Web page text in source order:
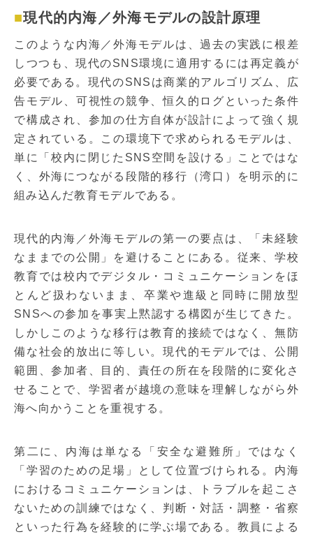
現代的内海／外海モデルの設計原理
このような内海／外海モデルは、過去の実践に根差
しつつも、現代のSNS環境に適用するには再定義が
必要である。現代のSNSは商業的アルゴリズム、広
告モデル、可視性の競争、恒久的ログといった条件
で構成され、参加の仕方自体が設計によって強く規
定されている。この環境下で求められるモデルは、
単に「校内に閉じたSNS空間を設ける」ことではな
く、外海につながる段階的移行（湾口）を明示的に
組み込んだ教育モデルである。
現代的内海／外海モデルの第一の要点は、「未経験
なままでの公開」を避けることにある。従来、学校
教育では校内でデジタル・コミュニケーションをほ
とんど扱わないまま、卒業や進級と同時に開放型
SNSへの参加を事実上黙認する構図が生じてきた。
しかしこのような移行は教育的接続ではなく、無防
備な社会的放出に等しい。現代的モデルでは、公開
範囲、参加者、目的、責任の所在を段階的に変化さ
せることで、学習者が越境の意味を理解しながら外
海へ向かうことを重視する。
第二に、内海は単なる「安全な避難所」ではなく
「学習のための足場」として位置づけられる。内海
におけるコミュニケーションは、トラブルを起こさ
ないための訓練ではなく、判断・対話・調整・省察
といった行為を経験的に学ぶ場である。教員による